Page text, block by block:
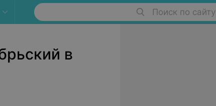
Поиск по сайту
в